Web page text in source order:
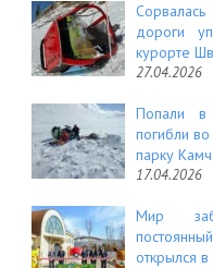
дороги
курорте
27.04.2026
Попали в
погибли
парку
17.04.2026
Мир
открылся